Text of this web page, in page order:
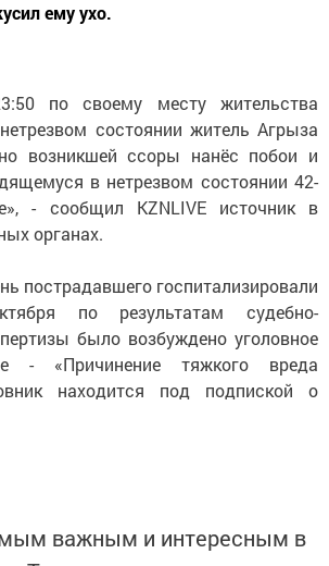
ему ухо.
по своему месту жительства
состоянии житель Агрыза
возникшей ссоры нанёс побои и
в нетрезвом состоянии 42-
- сообщил KZNLIVE источник в
органах.
пострадавшего госпитализировали
по результатам судебно-
было возбуждено уголовное
- «Причинение тяжкого вреда
находится под подпиской о
важным и интересным в